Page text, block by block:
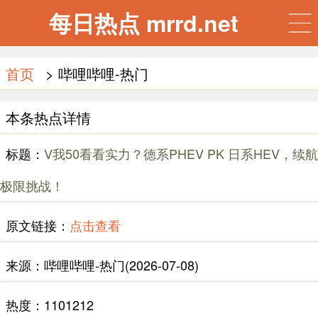
每日热点 mrrd.net
首页 > 哔哩哔哩-热门
本条热点详情
标题： V我50看看实力？德系PHEV PK 日系HEV，续航
极限挑战！
原文链接： 点击查看
来源：哔哩哔哩-热门(2026-07-08)
热度：1101212